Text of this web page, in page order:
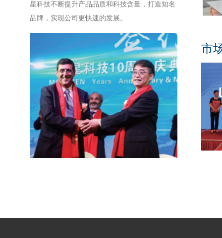
星科技不断提升产品品质和科技含量，打造知名
品牌，实现公司更快速的发展。
市